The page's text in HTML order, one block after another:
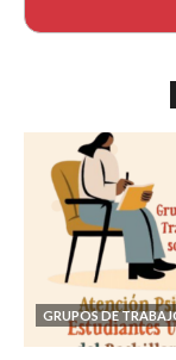
GRUPOS DE